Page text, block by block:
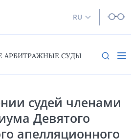
RU
АРБИТРАЖНЫЕ СУДЫ
судей членами
Девятого
апелляционного